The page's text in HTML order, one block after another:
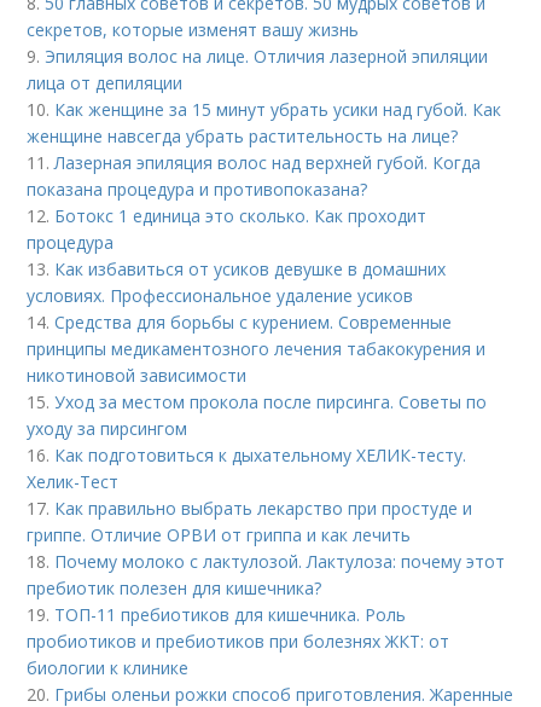
секретов, которые изменят вашу жизнь
9. Эпиляция волос на лице. Отличия лазерной эпиляции
лица от депиляции
10. Как женщине за 15 минут убрать усики над губой. Как
женщине навсегда убрать растительность на лице?
11.Лазерная эпиляция волос над верхней губой. Когда
показана процедура и противопоказана?
12. Ботокс 1 единица это сколько. Как проходит
процедура
13. Как избавиться от усиков девушке в домашних
условиях. Профессиональное удаление усиков
14.Средства для борьбы с курением. Современные
принципы медикаментозного лечения табакокурения и
никотиновой зависимости
15.Уход за местом прокола после пирсинга. Советы по
уходу за пирсингом
16. Как подготовиться к дыхательному ХЕЛИК-тесту.
Хелик-Тест
17. Как правильно выбрать лекарство при простуде и
гриппе. Отличие ОРВИ от гриппа и как лечить
18. Почему молоко с лактулозой. Лактулоза: почему этот
пребиотик полезен для кишечника?
19. ТОП-11 пребиотиков для кишечника. Роль
пробиотиков и пребиотиков при болезнях ЖКТ: от
биологии к клинике
20. Грибы оленьи рожки способ приготовления. Жаренные